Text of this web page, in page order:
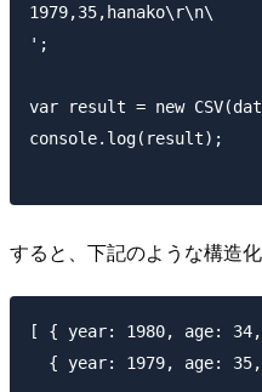
1979,35,hanako\r\n\
';
var result = new
console.log(result);
すると、下記のような構造
[ { year: 1980, age: